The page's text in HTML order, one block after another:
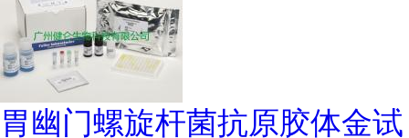
胃幽门螺旋杆菌抗原胶体金试